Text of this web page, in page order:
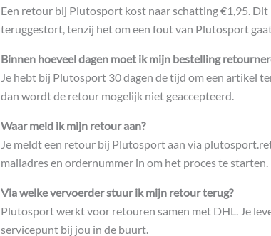
Een retour bij Plutosport kost naar schatting €1,95.
teruggestort, tenzij het om een fout van Plutosport
Binnen hoeveel dagen moet ik mijn bestelling
Je hebt bij Plutosport 30 dagen de tijd om een artikel
dan wordt de retour mogelijk niet geaccepteerd.
Waar meld ik mijn retour aan?
Je meldt een retour bij Plutosport aan via
mailadres en ordernummer in om het proces te starten.
Via welke vervoerder stuur ik mijn retour terug?
Plutosport werkt voor retouren samen met DHL. Je
servicepunt bij jou in de buurt.